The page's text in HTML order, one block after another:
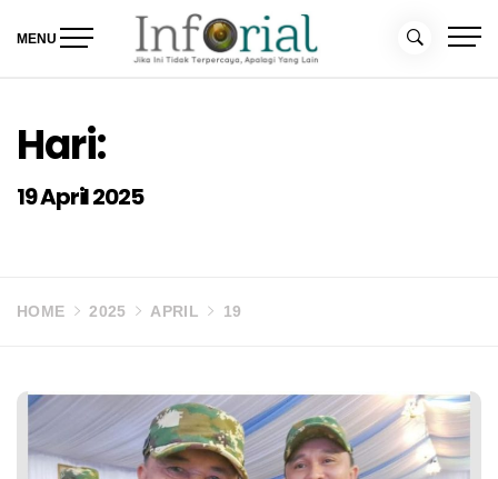
MENU
Hari:
19 April 2025
HOME 2025 APRIL 19